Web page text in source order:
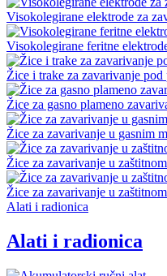
Visokolegirane elektrode za
Visokolegirane feritne
Žice i trake za zavarivanje
Žice za gasno plameno
Žice za zavarivanje u gasnim
Žice za zavarivanje u
Žice za zavarivanje u
Alati i radionica
Alati i radionica